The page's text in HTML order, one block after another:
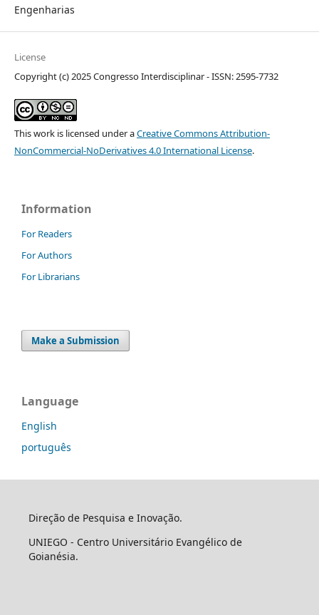
Engenharias
License
Copyright (c) 2025 Congresso Interdisciplinar - ISSN: 2595-7732
This work is licensed under aCreative Commons Attribution-
NonCommercial-NoDerivatives 4.0 International License.
Information
For Readers
For Authors
For Librarians
Make a Submission
Language
English
português
Direção de Pesquisa e Inovação.
UNIEGO - Centro Universitário Evangélico de
Goianésia.